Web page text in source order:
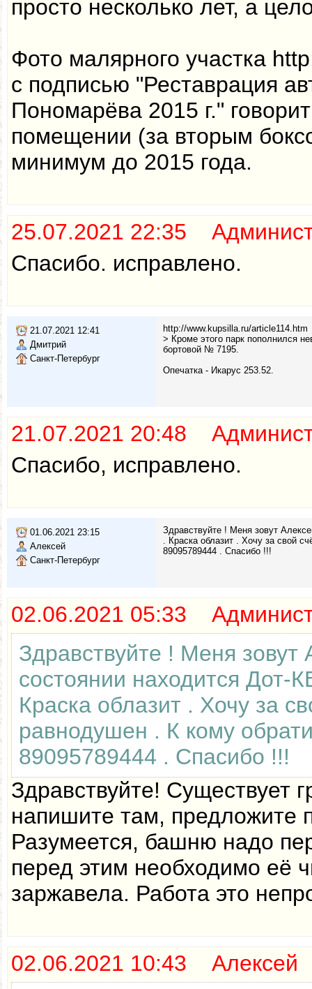
просто несколько лет, а
Фото малярного участка
с подписью "Реставрация
Пономарёва 2015 г."
помещении (за вторым
минимум до 2015 года.
25.07.2021 22:35
Спасибо. исправлено.
21.07.2021 12:41
Дмитрий
Санкт-Петербург
http://www.kupsilla.ru/article114.htm
> Кроме этого парк пополнился
бортовой № 7195.
Опечатка - Икарус 253.52.
21.07.2021 20:48
Спасибо, исправлено.
01.06.2021 23:15
Алексей
Санкт-Петербург
Здравствуйте ! Меня зовут
. Краска облазит . Хочу за свой
89095789444 . Спасибо !!!
02.06.2021 05:33
Здравствуйте ! Меня зовут
состоянии находится
Краска облазит . Хочу за
равнодушен . К кому
89095789444 . Спасибо !!!
Здравствуйте! Существует
напишите там, предложите
Разумеется, башню надо
перед этим необходимо её
заржавела. Работа это
02.06.2021 10:43 Алексей